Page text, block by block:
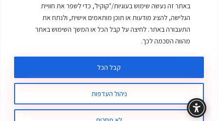
באתר זה נעשה שימוש בעוגיות/"קוקיז", כדי לשפר את חוויית
הגלישה, להציג מודעות או תוכן מותאמים אישית, ולנתח את
התעבורה באתר. לחיצה על קבל הכל או המשך השימוש באתר
מהווה הסכמה לכך.
ניהול העדפות
קבל הכל
מאפים
ממולאים
מרקים
עוגות
עוף
© כל הזכויות שמורות לענת אלישע | עיצוב ובניית אתר
תקנון האתר מדיניות פרטיות